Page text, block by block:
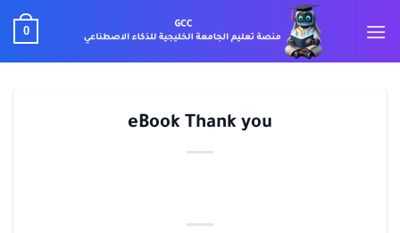
للمحتوى
0
eBook Thank you